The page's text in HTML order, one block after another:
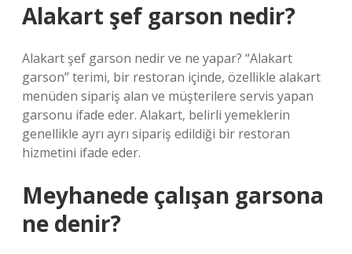
Alakart şef garson nedir?
Alakart şef garson nedir ve ne yapar? “Alakart
garson” terimi, bir restoran içinde, özellikle alakart
menüden sipariş alan ve müşterilere servis yapan
garsonu ifade eder. Alakart, belirli yemeklerin
genellikle ayrı ayrı sipariş edildiği bir restoran
hizmetini ifade eder.
Meyhanede çalışan garsona
ne denir?